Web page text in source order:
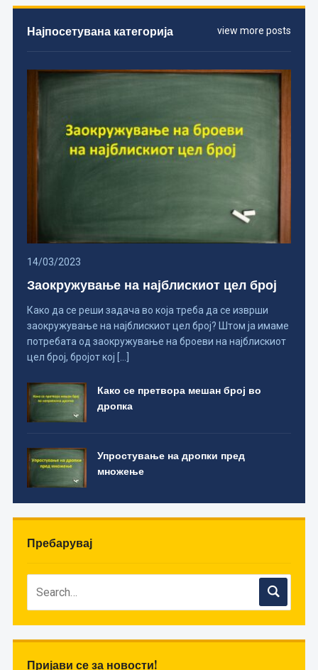
view more posts
Најпосетувана категорија
14/03/2023
Заокружување на најблискиот цел број
Како да се реши задача во која треба да се изврши
заокружување на најблискиот цел број? Штом ја имаме
потребата од заокружување на броеви на најблискиот
цел број, бројот кој […]
Како се претвора мешан број во
дропка
Упростување на дропки пред
множење
Пребарувај
Пријави се за новости!